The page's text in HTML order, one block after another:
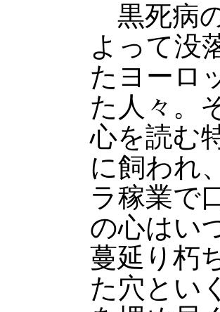
黒死病
よって没
たヨーロ
た人々。
心を読む
に飼われ
ラ稼業で
の心はい
蔓延り朽
た穴とい